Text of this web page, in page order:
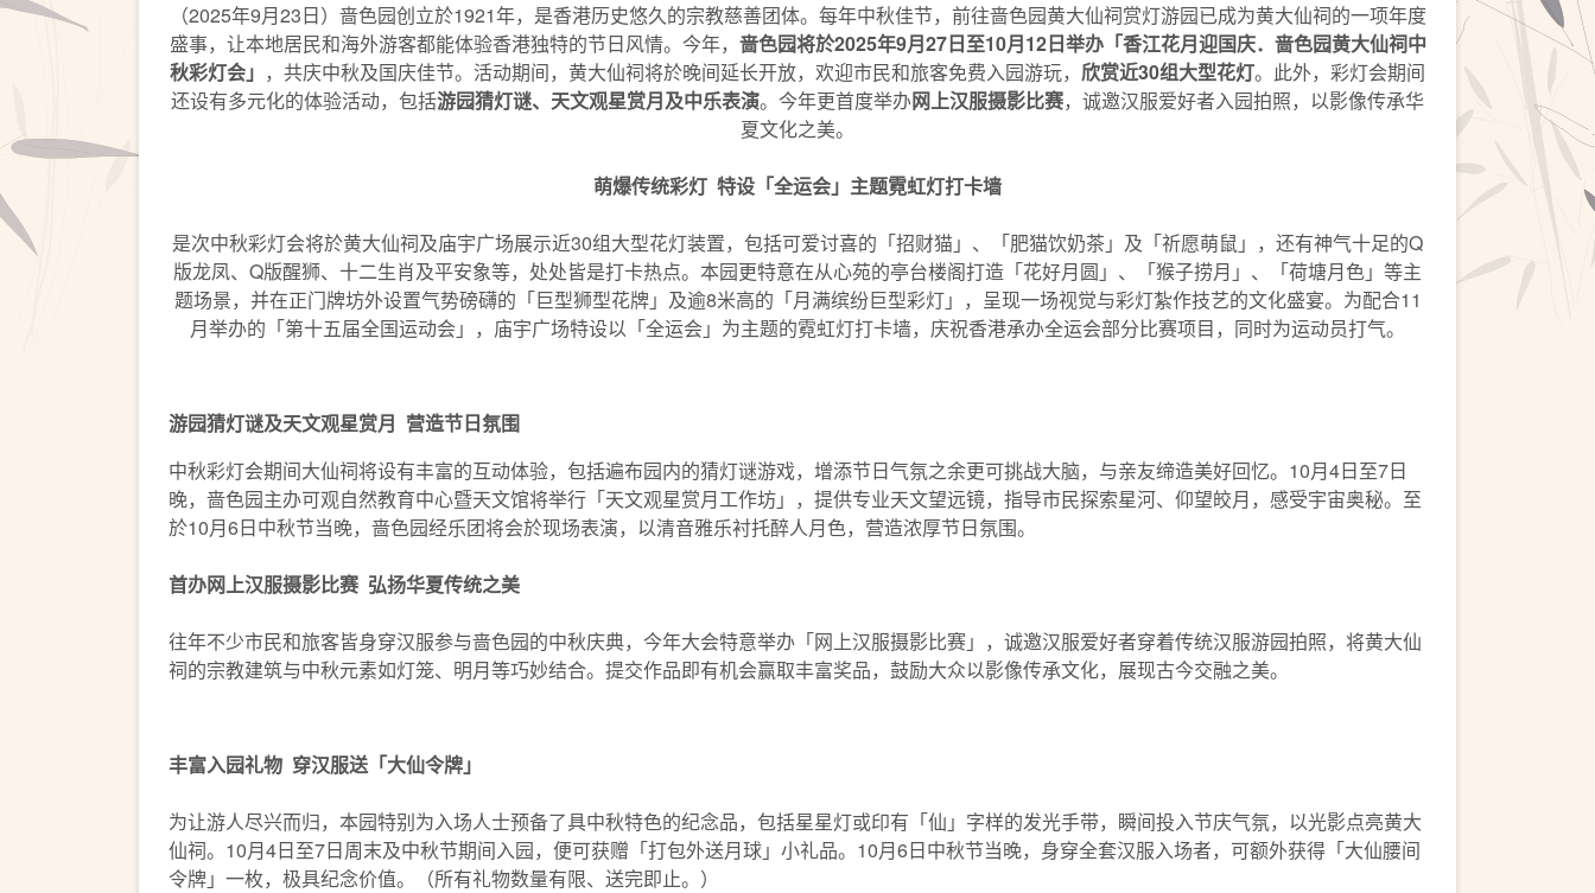
（2025年9月23日）啬色园创立於1921年，是香港历史悠久的宗教慈善团体。每年中秋佳节，前往啬色园黄大仙祠赏灯游园已成为黄大仙祠的一项年度
盛事，让本地居民和海外游客都能体验香港独特的节日风情。今年， 啬色园将於2025年9月27日至10月12日举办「香江花月迎国庆．啬色园黄大仙祠中
秋彩灯会」 ，共庆中秋及国庆佳节。活动期间，黄大仙祠将於晚间延长开放，欢迎市民和旅客免费入园游玩， 欣赏近30组大型花灯。此外，彩灯会期间
还设有多元化的体验活动，包括游园猜灯谜、天文观星赏月及中乐表演。今年更首度举办网上汉服摄影比赛，诚邀汉服爱好者入园拍照，以影像传承华
夏文化之美。
萌爆传统彩灯 特设「全运会」主题霓虹灯打卡墙
是次中秋彩灯会将於黄大仙祠及庙宇广场展示近30组大型花灯装置，包括可爱讨喜的「招财猫」、「肥猫饮奶茶」及「祈愿萌鼠」，还有神气十足的Q
版龙凤、Q版醒狮、十二生肖及平安象等，处处皆是打卡热点。本园更特意在从心苑的亭台楼阁打造「花好月圆」、「猴子捞月」、「荷塘月色」等主
题场景，并在正门牌坊外设置气势磅礴的「巨型狮型花牌」及逾8米高的「月满缤纷巨型彩灯」，呈现一场视觉与彩灯紮作技艺的文化盛宴。为配合11
月举办的「第十五届全国运动会」，庙宇广场特设以「全运会」为主题的霓虹灯打卡墙，庆祝香港承办全运会部分比赛项目，同时为运动员打气。
游园猜灯谜及天文观星赏月 营造节日氛围
中秋彩灯会期间大仙祠将设有丰富的互动体验，包括遍布园内的猜灯谜游戏，增添节日气氛之余更可挑战大脑，与亲友缔造美好回忆。10月4日至7日
晚，啬色园主办可观自然教育中心暨天文馆将举行「天文观星赏月工作坊」，提供专业天文望远镜，指导市民探索星河、仰望皎月，感受宇宙奥秘。至
於10月6日中秋节当晚，啬色园经乐团将会於现场表演，以清音雅乐衬托醉人月色，营造浓厚节日氛围。
首办网上汉服摄影比赛 弘扬华夏传统之美
往年不少市民和旅客皆身穿汉服参与啬色园的中秋庆典，今年大会特意举办「网上汉服摄影比赛」，诚邀汉服爱好者穿着传统汉服游园拍照，将黄大仙
祠的宗教建筑与中秋元素如灯笼、明月等巧妙结合。提交作品即有机会赢取丰富奖品，鼓励大众以影像传承文化，展现古今交融之美。
丰富入园礼物 穿汉服送「大仙令牌」
为让游人尽兴而归，本园特别为入场人士预备了具中秋特色的纪念品，包括星星灯或印有「仙」字样的发光手带，瞬间投入节庆气氛，以光影点亮黄大
仙祠。10月4日至7日周末及中秋节期间入园，便可获赠「打包外送月球」小礼品。10月6日中秋节当晚，身穿全套汉服入场者，可额外获得「大仙腰间
令牌」一枚，极具纪念价值。（所有礼物数量有限、送完即止。）